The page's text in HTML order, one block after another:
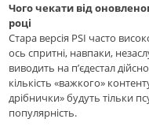
Чого чекати від
році
Стара версія PSI часто
ось спритні, навпаки,
виводить на п’єдестал
кількість «важкого»
дрібнички» будуть тільки
популярність.